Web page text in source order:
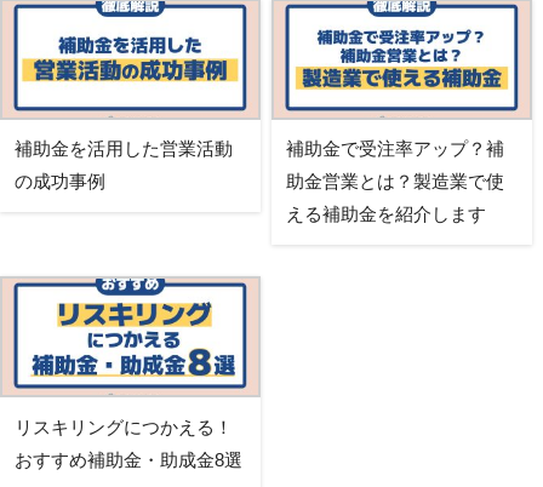
補助金を活用した営業活動
の成功事例
補助金で受注率アップ？補
助金営業とは？製造業で使
える補助金を紹介します
リスキリングにつかえる！
おすすめ補助金・助成金8選